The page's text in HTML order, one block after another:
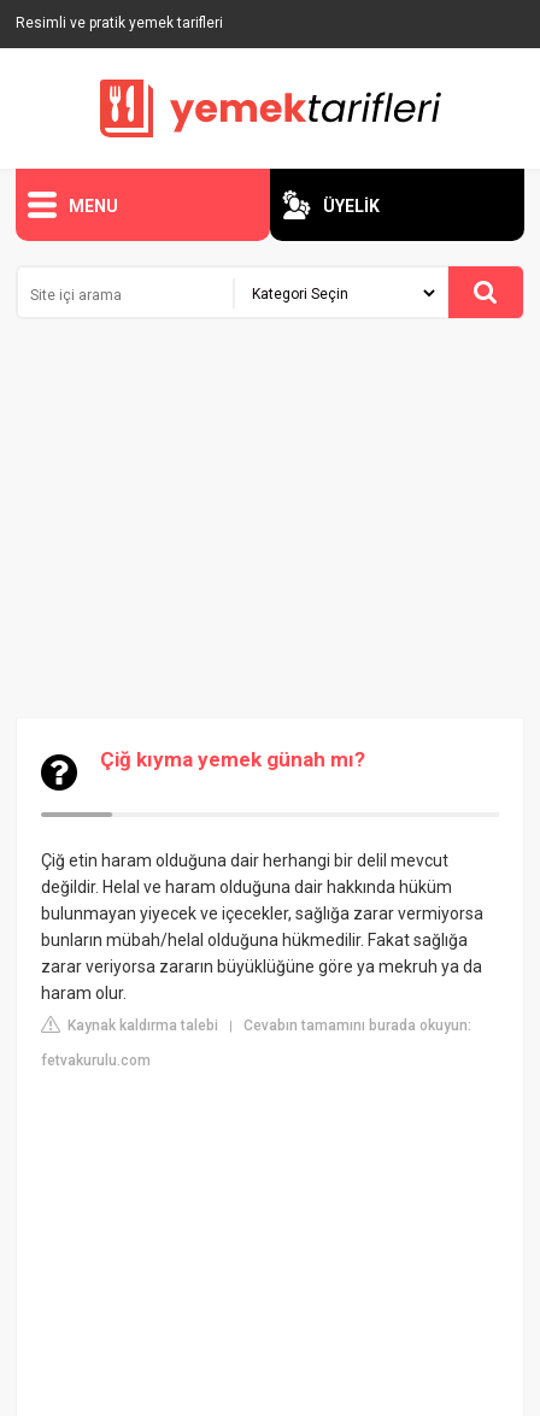
Resimli ve pratik yemek tarifleri
MENU ÜYELİK
Çiğ kıyma yemek günah mı?
Çiğ etin haram olduğuna dair herhangi bir delil mevcut
değildir. Helal ve haram olduğuna dair hakkında hüküm
bulunmayan yiyecek ve içecekler, sağlığa zarar vermiyorsa
bunların mübah/helal olduğuna hükmedilir. Fakat sağlığa
zarar veriyorsa zararın büyüklüğüne göre ya mekruh ya da
haram olur.
Kaynak kaldırma talebi |Cevabın tamamını burada okuyun:
fetvakurulu.com